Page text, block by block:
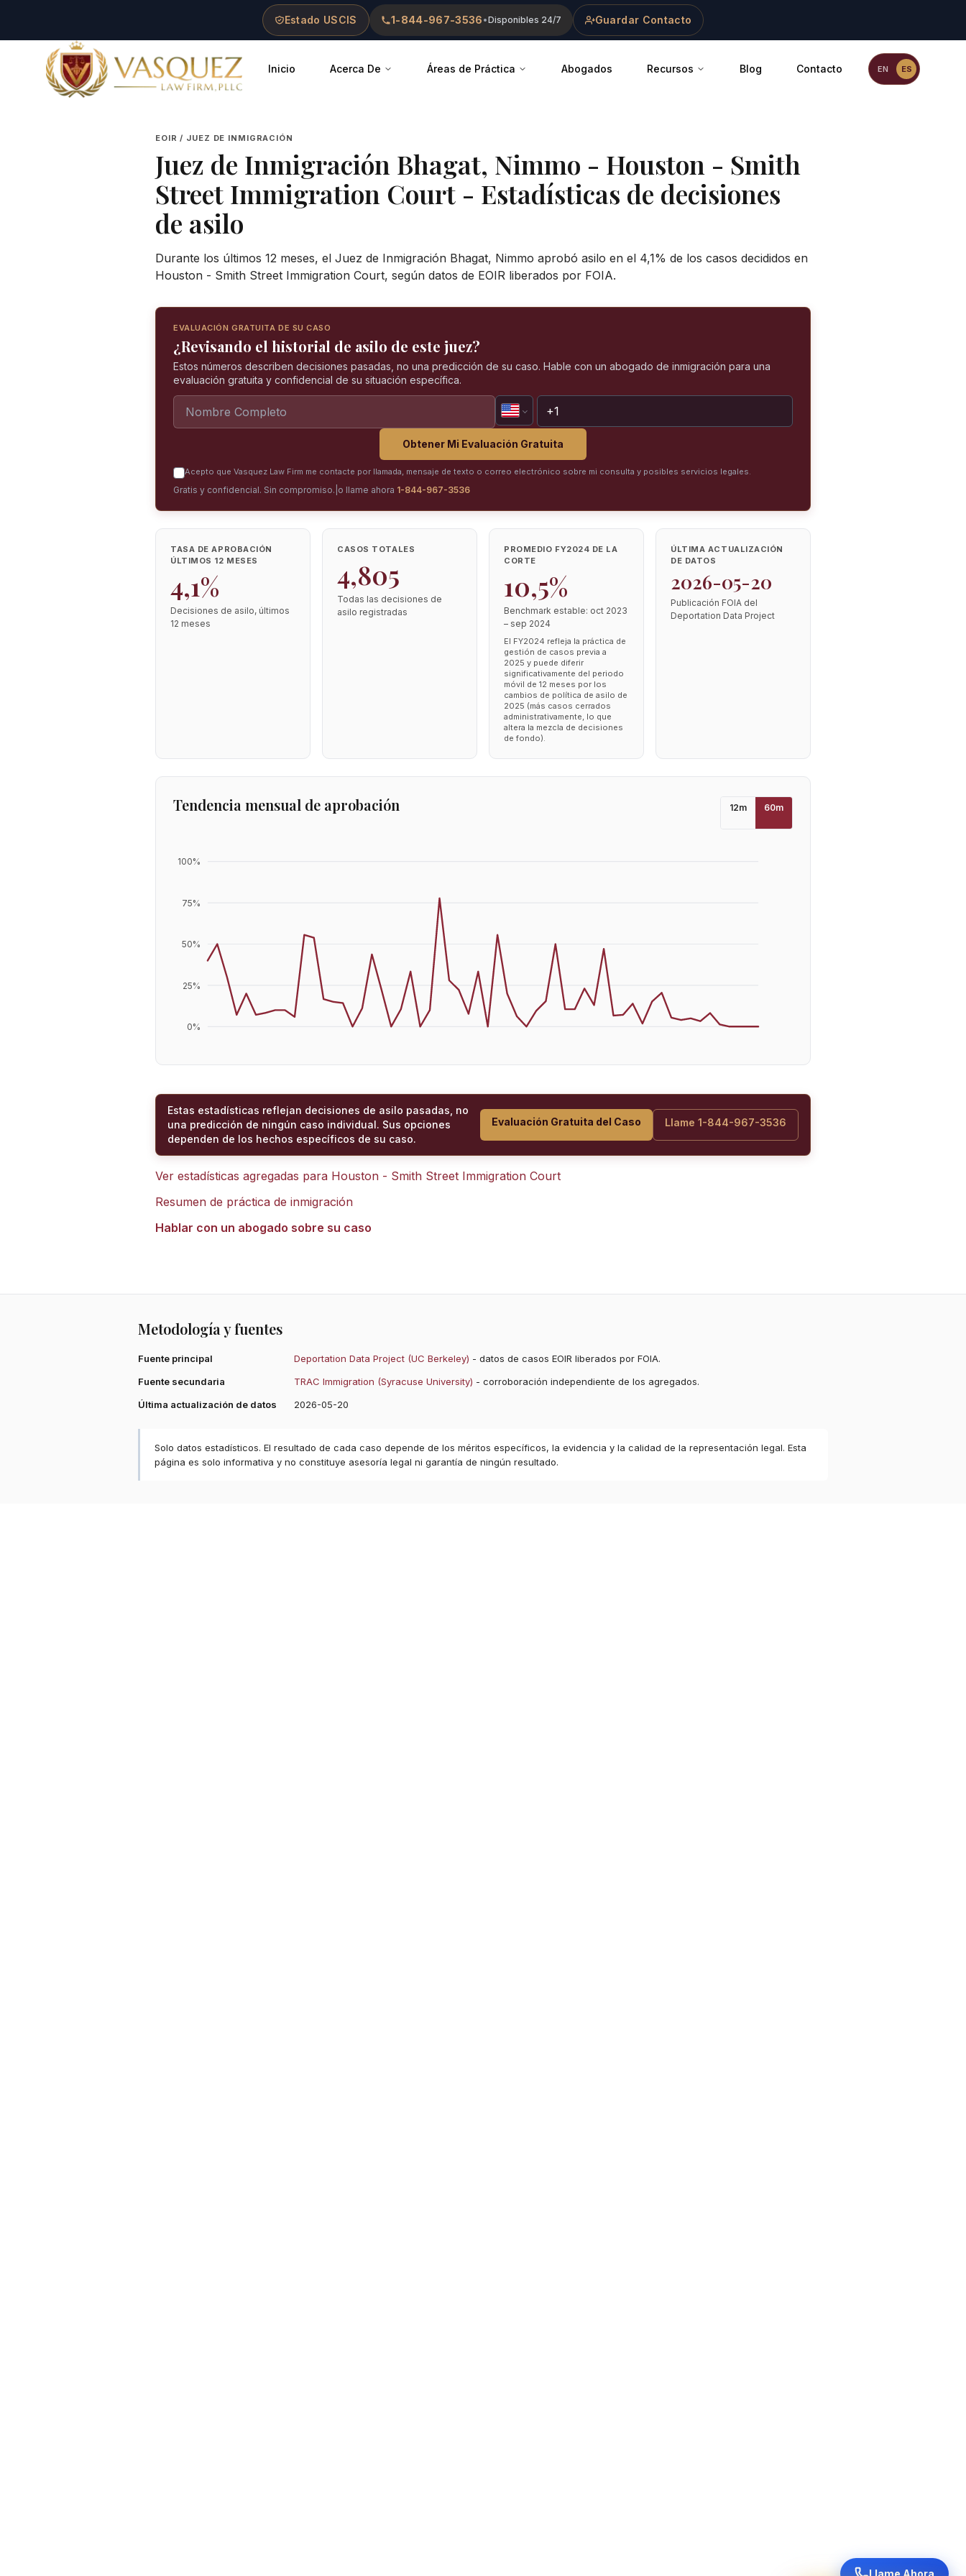
Estado USCIS 1-844-967-3536 •Disponibles 24/7 Guardar Contacto
Vasquez Law Firm - Home
Inicio Acerca De Áreas de Práctica Abogados Recursos Blog Contacto ES
EN
EOIR / JUEZ DE INMIGRACIÓN
Juez de Inmigración Bhagat, Nimmo - Houston - Smith
Street Immigration Court - Estadísticas de decisiones
de asilo
Durante los últimos 12 meses, el Juez de Inmigración Bhagat, Nimmo aprobó asilo en el 4,1% de los casos decididos en
Houston - Smith Street Immigration Court, según datos de EOIR liberados por FOIA.
EVALUACIÓN GRATUITA DE SU CASO
¿Revisando el historial de asilo de este juez?
Estos números describen decisiones pasadas, no una predicción de su caso. Hable con un abogado de inmigración para una
evaluación gratuita y confidencial de su situación específica.
Obtener Mi Evaluación Gratuita
Acepto que Vasquez Law Firm me contacte por llamada, mensaje de texto o correo electrónico sobre mi consulta y posibles servicios legales.
Gratis y confidencial. Sin compromiso. o llame ahora 1-844-967-3536
TASA DE APROBACIÓN
ÚLTIMOS 12 MESES
4,1%
Decisiones de asilo, últimos
12 meses
CASOS TOTALES
4,805
Todas las decisiones de
asilo registradas
PROMEDIO FY2024 DE LA
CORTE
10,5%
Benchmark estable: oct 2023
– sep 2024
El FY2024 refleja la práctica de
gestión de casos previa a
2025 y puede diferir
significativamente del periodo
móvil de 12 meses por los
cambios de política de asilo de
2025 (más casos cerrados
administrativamente, lo que
altera la mezcla de decisiones
de fondo).
ÚLTIMA ACTUALIZACIÓN
DE DATOS
2026-05-20
Publicación FOIA del
Deportation Data Project
Tendencia mensual de aprobación 12m 60m
0%
25%
50%
75%
100%
Estas estadísticas reflejan decisiones de asilo pasadas, no
una predicción de ningún caso individual. Sus opciones
dependen de los hechos específicos de su caso.
Evaluación Gratuita del Caso Llame 1-844-967-3536
Ver estadísticas agregadas para Houston - Smith Street Immigration Court
Resumen de práctica de inmigración
Hablar con un abogado sobre su caso
Metodología y fuentes
Fuente principal Deportation Data Project (UC Berkeley) - datos de casos EOIR liberados por FOIA.
Fuente secundaria
TRAC Immigration (Syracuse University) - corroboración independiente de los agregados.
Última actualización de datos
2026-05-20
Solo datos estadísticos. El resultado de cada caso depende de los méritos específicos, la evidencia y la calidad de la representación legal. Esta
página es solo informativa y no constituye asesoría legal ni garantía de ningún resultado.
Llame Ahora